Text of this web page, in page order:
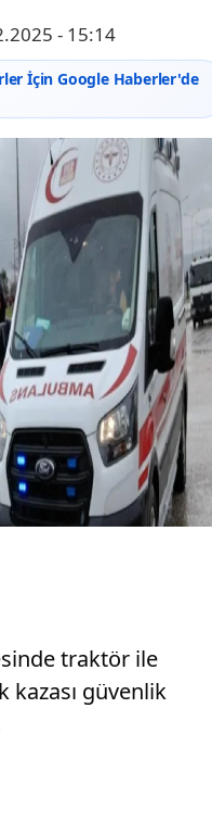
- 15:14
İçin Google Haberler'de
traktör ile
kazası güvenlik